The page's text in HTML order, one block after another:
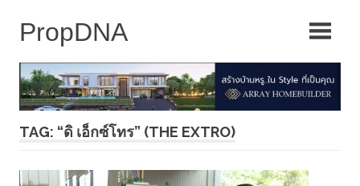
TAG: “ดิ เอ็กซ์โทร” (THE EXTRO)